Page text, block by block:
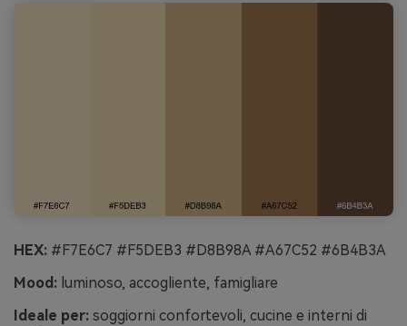
HEX: #F7E6C7 #F5DEB3 #D8B98A #A67C52 #6B4B3A
Mood: luminoso, accogliente, famigliare
Ideale per: soggiorni confortevoli, cucine e interni di